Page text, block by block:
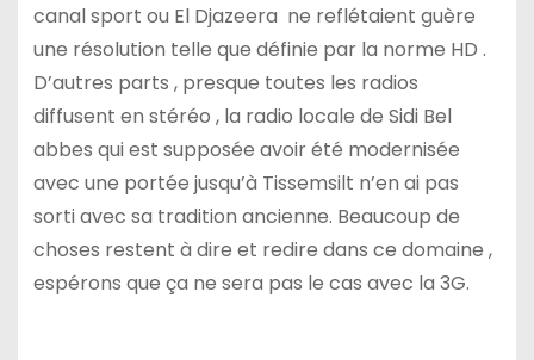
canal sport ou El Djazeera ne reflétaient guère
une résolution telle que définie par la norme HD .
D’autres parts , presque toutes les radios
diffusent en stéréo , la radio locale de Sidi Bel
abbes qui est supposée avoir été modernisée
avec une portée jusqu’à Tissemsilt n’en ai pas
sorti avec sa tradition ancienne. Beaucoup de
choses restent à dire et redire dans ce domaine ,
espérons que ça ne sera pas le cas avec la 3G.